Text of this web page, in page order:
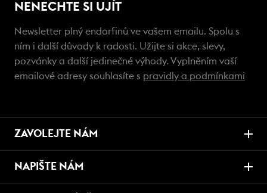
NENECHTE SI UJÍT
Newsletter plný endorfinů ve vašem emailu. Spolu s
ním i další důvody k radosti. Užijte si akce, slevy,
pozvánky a další jedinečné výhody. Vyplněním vaší
emailové adresy souhlasíte s pravidly a podmínkami
ZAVOLEJTE NÁM
NAPIŠTE NÁM